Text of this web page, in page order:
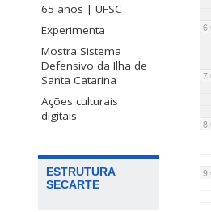
65 anos | UFSC
Experimenta
Mostra Sistema
Defensivo da Ilha de
Santa Catarina
Ações culturais
digitais
ESTRUTURA
SECARTE